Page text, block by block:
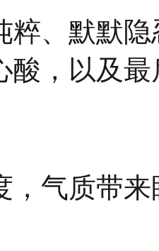
粹、默默
酸，以及
，气质带